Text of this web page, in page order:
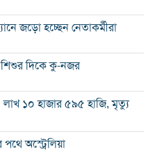
জড়ো হচ্ছেন নেতাকর্মীরা
শিশুর দিকে কু-নজর
লাখ ১০ হাজার ৫৯৫ হাজি, মৃত্যু
অস্ট্রেলিয়া